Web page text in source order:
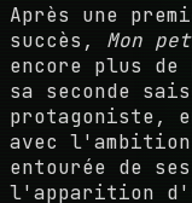
Après une
succès, Mon
encore plus
sa seconde
protagoniste,
avec
entourée de
l'apparition